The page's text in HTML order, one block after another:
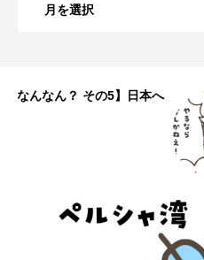
月を選択
【イラン戦
のタイミン